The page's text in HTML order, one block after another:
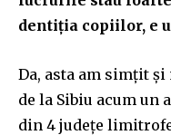
dentiția copiilor, e
Da, asta am simțit
de la Sibiu acum un
din 4 județe